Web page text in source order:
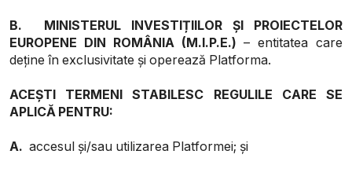
B.
MINISTERUL INVESTIȚIILOR ȘI PROIECTELOR
EUROPENE DIN ROMÂNIA (M.I.P.E.) – entitatea care
deține în exclusivitate și operează Platforma.
ACEȘTI TERMENI STABILESC REGULILE CARE SE
APLICĂ PENTRU:
A. accesul și/sau utilizarea Platformei; și